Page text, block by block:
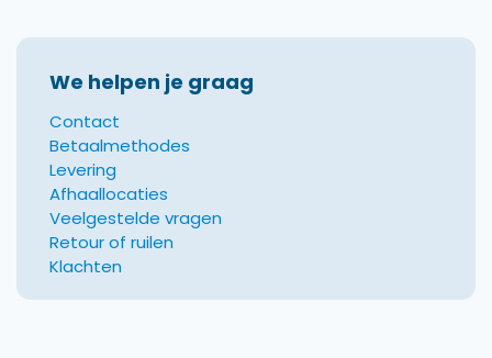
We helpen je graag
Contact
Betaalmethodes
Levering
Afhaallocaties
Veelgestelde vragen
Retour of ruilen
Klachten